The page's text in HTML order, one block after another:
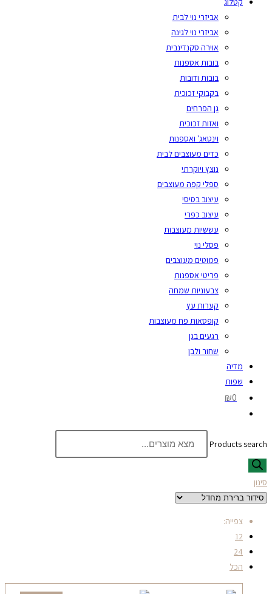
אביזרי נוי לבית
אביזרי נוי לגינה
אוירה סקנדינבית
בובות אספנות
בובות ודובות
בקבוקי זכוכית
גן הפרחים
ואזות זכוכית
וינטאג' ואספנות
כדים מעוצבים לבית
נוצץ ויוקרתי
ספלי קפה מעוצבים
עיצוב בסיסי
עיצוב כפרי
עששיות מעוצבות
פסלי נוי
פמוטים מעוצבים
פריטי אספנות
צבעוניות שמחה
קערות עץ
קופסאות פח מעוצבות
רגעים בגן
שחור ולבן
מדיה
שפות
₪0
Products search
סינון
צפייה:
12
24
הכל